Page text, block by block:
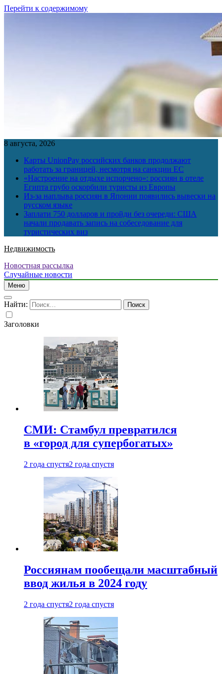
Перейти к содержимому
8 августа, 2026
Карты UnionPay российских банков продолжают
работать за границей, несмотря на санкции ЕС
«Настроение на отдыхе испорчено»: россиян в отеле
Египта грубо оскорбили туристы из Европы
Из-за наплыва россиян в Японии появились вывески на
русском языке
Заплати 750 долларов и пройди без очереди: США
начали продавать запись на собеседование для
туристических виз
Недвижимость
Новостная рассылка
Случайные новости
Меню
Найти:
Заголовки
СМИ: Стамбул превратился
в «город для супербогатых»
2 года спустя2 года спустя
Россиянам пообещали масштабный
ввод жилья в 2024 году
2 года спустя2 года спустя